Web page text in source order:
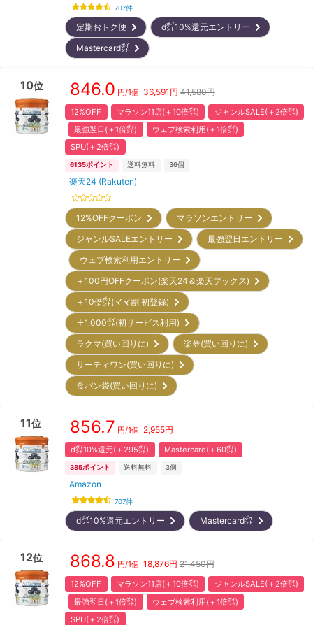
707件
定期おトク便
d㌽10%還元エントリー
Mastercard㌽
10位 846.0 円/1個 36,591 円 41,580円
12%OFF マラソン11店(＋10倍㌽)
ジャンルSALE(＋2倍㌽)
最強翌日(＋1倍㌽)
ウェブ検索利用(＋1倍㌽)
SPU(＋2倍㌽)
6135ポイント 送料無料 36個
楽天24 (Rakuten)
12%OFFクーポン
マラソンエントリー
ジャンルSALEエントリー
最強翌日エントリー
ウェブ検索利用エントリー
＋100円OFFクーポン(楽天24＆楽天ブックス)
＋10倍㌽(ママ割 初登録)
＋1,000㌽(初サービス利用)
ラクマ(買い回りに)
楽券(買い回りに)
サーティワン(買い回りに)
食パン袋(買い回りに)
11位 856.7 円/1個 2,955円
d㌽10%還元(＋295㌽) Mastercard(＋60㌽)
385ポイント 送料無料 3個
Amazon
707件
d㌽10%還元エントリー Mastercard㌽
12位 868.8 円/1個 18,876円 21,450円
12%OFF マラソン11店(＋10倍㌽)
ジャンルSALE(＋2倍㌽)
最強翌日(＋1倍㌽)
ウェブ検索利用(＋1倍㌽)
SPU(＋2倍㌽)